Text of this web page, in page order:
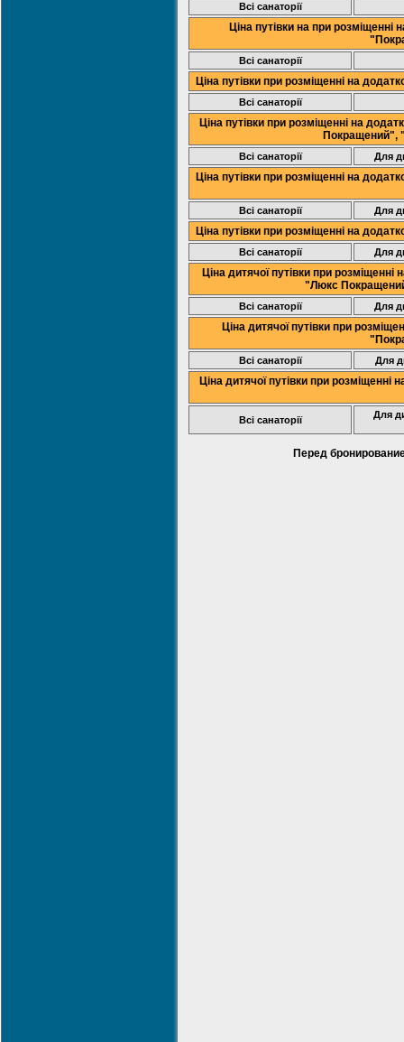
Всі санаторії
Ціна путівки на при
Всі санаторії
Ціна путівки при розміщенні на
Всі санаторії
Ціна путівки при розміщенні на
Покращений",
Всі санаторії Для
Ціна путівки при розміщенні на
Всі санаторії Для
Ціна путівки при розміщенні на
Всі санаторії Для
Ціна дитячої путівки при
"Люкс
Всі санаторії Для
Ціна дитячої путівки при
Всі санаторії Для
Ціна дитячої путівки при
Всі санаторії Для
Перед